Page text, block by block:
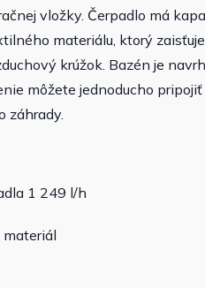
vložky. Čerpadlo má
materiálu, ktorý
krúžok. Bazén je
môžete jednoducho
záhrady.
1 249 l/h